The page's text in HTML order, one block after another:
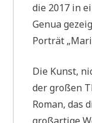
die 2017 in
Genua
Porträt
Die Kunst,
der großen
Roman, das